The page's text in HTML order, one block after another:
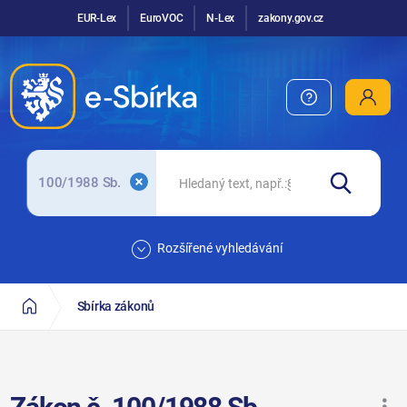
EUR-Lex EuroVOC N-Lex zakony.gov.cz
100/1988 Sb.
Rozšířené vyhledávání
Sbírka zákonů